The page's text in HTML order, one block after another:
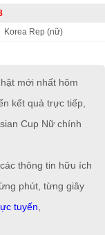
Korea Rep (nữ)
mới nhất hôm
kết quả trực tiếp,
Cup Nữ chính
thông tin hữu ích
phút, từng giây
tuyến